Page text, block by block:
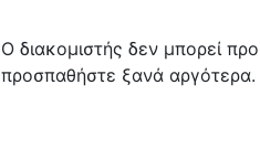
Ο διακομιστής δεν μπορεί
προσπαθήστε ξανά αργότερα.